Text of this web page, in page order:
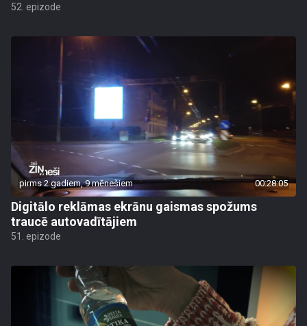
52. epizode
pirms 2 gadiem, 9 mēnešiem 00:28:05
Digitālo reklāmas ekrānu gaismas spožums
traucē autovadītājiem
51. epizode